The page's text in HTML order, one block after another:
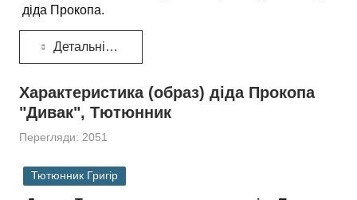
діда Прокопа.
Детальніше...
Характеристика (образ) діда Прокопа
"Дивак", Тютюнник
Перегляди: 2051
Тютюнник Григір